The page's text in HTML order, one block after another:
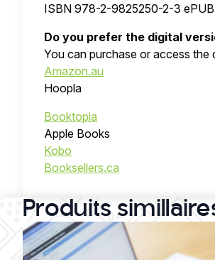
ISBN 978-2-9825250-2-3 ePUB
Do you prefer the digital
You can purchase or access the
Amazon.au
Hoopla
Booktopia
Apple Books
Kobo
Booksellers.ca
Produits